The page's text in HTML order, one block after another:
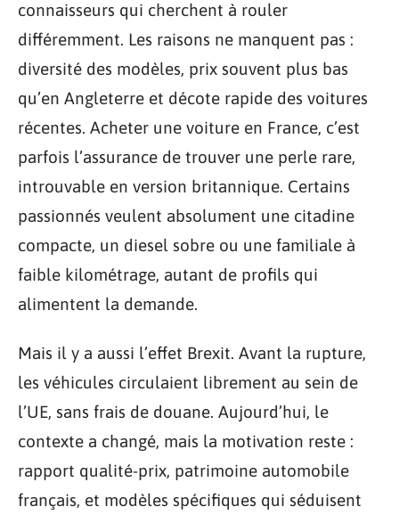
connaisseurs qui cherchent à rouler
différemment. Les raisons ne manquent pas :
diversité des modèles, prix souvent plus bas
qu’en Angleterre et décote rapide des voitures
récentes. Acheter une voiture en France, c’est
parfois l’assurance de trouver une perle rare,
introuvable en version britannique. Certains
passionnés veulent absolument une citadine
compacte, un diesel sobre ou une familiale à
faible kilométrage, autant de profils qui
alimentent la demande.
Mais il y a aussi l’effet Brexit. Avant la rupture,
les véhicules circulaient librement au sein de
l’UE, sans frais de douane. Aujourd’hui, le
contexte a changé, mais la motivation reste :
rapport qualité-prix, patrimoine automobile
français, et modèles spécifiques qui séduisent